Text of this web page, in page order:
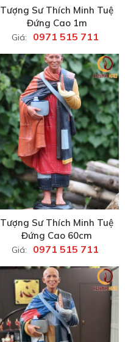
Tượng Sư Thích Minh Tuệ
Đứng Cao 1m
Giá: 0971 515 711
Tượng Sư Thích Minh Tuệ
Đứng Cao 60cm
Giá: 0971 515 711